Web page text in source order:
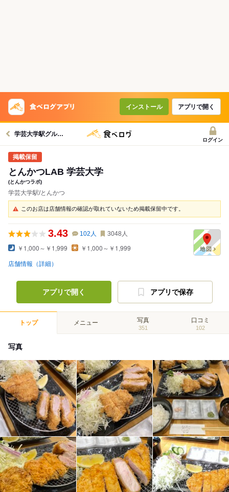
インストール アプリで開く
学芸大学駅グルメへ
ログイン
とんかつLAB 学芸大学
(とんかつラボ)
学芸大学駅/とんかつ
このお店は店舗情報の確認が取れていないため掲載保留中です。
3.43 102 人 3048 人
￥1,000～￥1,999 ￥1,000～￥1,999
店舗情報（詳細）
アプリで開く アプリで保存
トップ メニュー 写真
351
口コミ
102
写真